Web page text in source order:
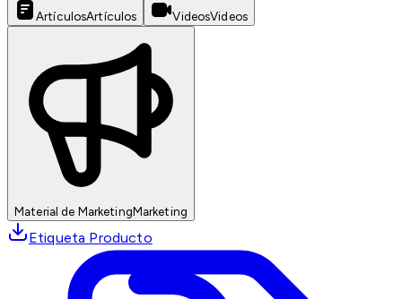
ArtículosArtículos VideosVideos
Material de MarketingMarketing
Etiqueta Producto